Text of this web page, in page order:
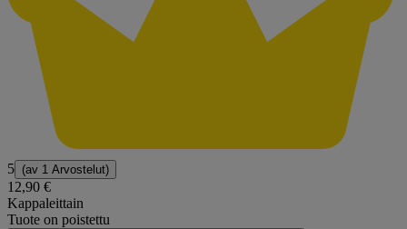
5 (av 1 Arvostelut)
12,90 €
Kappaleittain
Tuote on poistettu